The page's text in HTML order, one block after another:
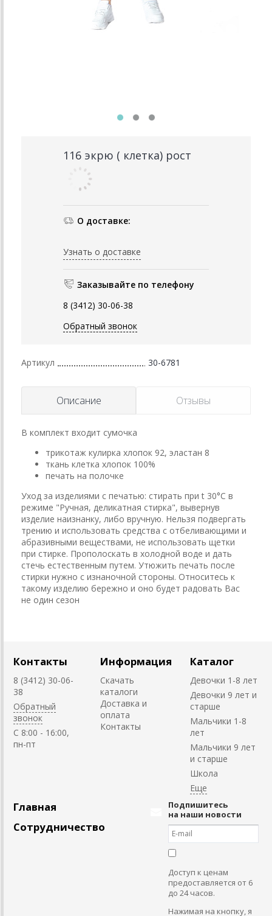
116 экрю ( клетка) рост
О доставке:
Узнать о доставке
Заказывайте по телефону
8 (3412) 30-06-38
Обратный звонок
Артикул 30-6781
Описание Отзывы
В комплект входит сумочка
трикотаж кулирка хлопок 92, эластан 8
ткань клетка хлопок 100%
печать на полочке
Уход за изделиями с печатью: стирать при t 30°C в
режиме "Ручная, деликатная стирка", вывернув
изделие наизнанку, либо вручную. Нельзя подвергать
трению и использовать средства с отбеливающими и
абразивными веществами, не использовать щетки
при стирке. Прополоскать в холодной воде и дать
стечь естественным путем. Утюжить печать после
стирки нужно с изнаночной стороны. Относитесь к
такому изделию бережно и оно будет радовать Вас
не один сезон
Контакты
8 (3412) 30-06-
38
Обратный
звонок
C 8:00 - 16:00,
пн-пт
Информация
Скачать
каталоги
Доставка и
оплата
Контакты
Каталог
Девочки 1-8 лет
Девочки 9 лет и
старше
Мальчики 1-8
лет
Мальчики 9 лет
и старше
Школа
Главная
Сотрудничество
Подпишитесь
на наши новости
Доступ к ценам
предоставляется от 6
до 24 часов.
Нажимая на кнопку, я